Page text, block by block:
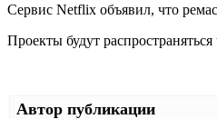
Сервис Netflix объявил, что
Проекты будут
Автор публикации